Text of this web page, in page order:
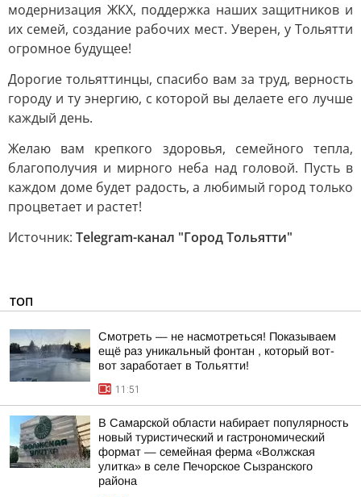
модернизация ЖКХ, поддержка наших защитников и
их семей, создание рабочих мест. Уверен, у Тольятти
огромное будущее!
Дорогие тольяттинцы, спасибо вам за труд, верность
городу и ту энергию, с которой вы делаете его лучше
каждый день.
Желаю вам крепкого здоровья, семейного тепла,
благополучия и мирного неба над головой. Пусть в
каждом доме будет радость, а любимый город только
процветает и растет!
Источник: Telegram-канал "Город Тольятти"
ТОП
Смотреть — не насмотреться! Показываем
ещё раз уникальный фонтан , который вот-
вот заработает в Тольятти!
11:51
В Самарской области набирает популярность
новый туристический и гастрономический
формат — семейная ферма «Волжская
улитка» в селе Печорское Сызранского
района